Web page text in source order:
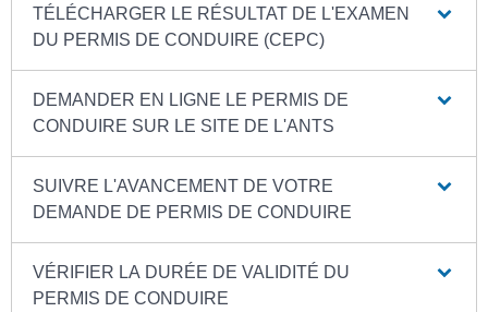
TÉLÉCHARGER LE RÉSULTAT DE L'EXAMEN
DU PERMIS DE CONDUIRE (CEPC)
DEMANDER EN LIGNE LE PERMIS DE
CONDUIRE SUR LE SITE DE L'ANTS
SUIVRE L'AVANCEMENT DE VOTRE
DEMANDE DE PERMIS DE CONDUIRE
VÉRIFIER LA DURÉE DE VALIDITÉ DU
PERMIS DE CONDUIRE